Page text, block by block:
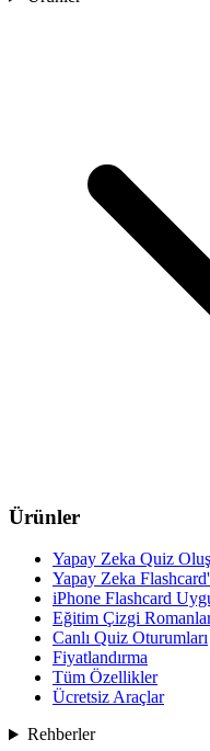
Ürünler
Yapay Zeka Quiz
Yapay Zeka
iPhone Flashcard
Eğitim Çizgi
Canlı Quiz Oturumları
Fiyatlandırma
Tüm Özellikler
Ücretsiz Araçlar
Rehberler